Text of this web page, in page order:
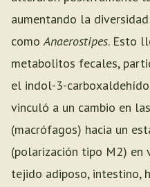
aumentando la
comoAnaerostipes. Esto
metabolitos fecales,
el indol-3-
vinculó a un cambio en
(macrófagos) hacia un
(polarización tipo M2) en
tejido adiposo, intestino,